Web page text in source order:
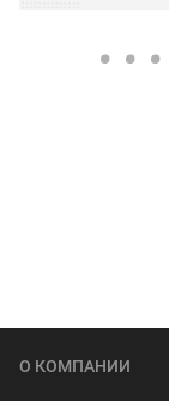
О КОМПАНИИ